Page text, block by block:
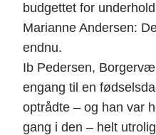
budgettet for
Marianne Andersen:
endnu.
Ib Pedersen,
engang til en
optrådte – og han var
gang i den – helt